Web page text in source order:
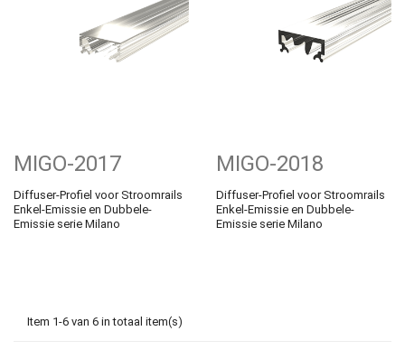
MIGO-2017
Diffuser-Profiel voor Stroomrails
Enkel-Emissie en Dubbele-
Emissie serie Milano
MIGO-2018
Diffuser-Profiel voor Stroomrails
Enkel-Emissie en Dubbele-
Emissie serie Milano
Item 1-6 van 6 in totaal item(s)